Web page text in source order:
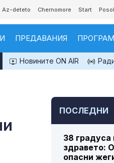
Az-deteto Chernomore Start
ПРЕДАВАНИЯ
Новините ON AIR
ПОСЛЕДНИ
38 градуса
здравето:
опасни